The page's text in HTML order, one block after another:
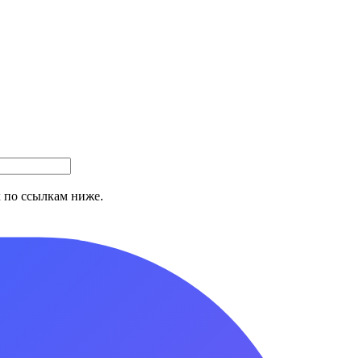
по ссылкам ниже.